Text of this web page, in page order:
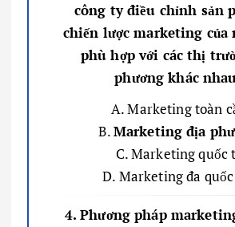
công ty điều chỉnh sản
chiến lược marketing của
phù hợp với các thị
phương khác
A. Marketing toàn
B.Marketing địa
C. Marketing quốc
D. Marketing đa
4. Phương pháp